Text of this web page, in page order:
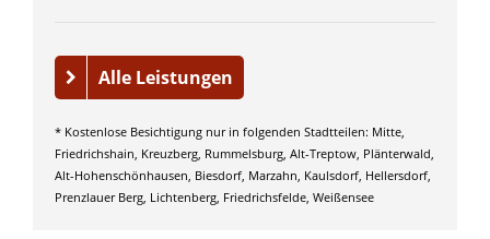
Alle Leistungen
* Kostenlose Besichtigung nur in folgenden Stadtteilen: Mitte,
Friedrichshain, Kreuzberg, Rummelsburg, Alt-Treptow, Plänterwald,
Alt-Hohenschönhausen, Biesdorf, Marzahn, Kaulsdorf, Hellersdorf,
Prenzlauer Berg, Lichtenberg, Friedrichsfelde, Weißensee